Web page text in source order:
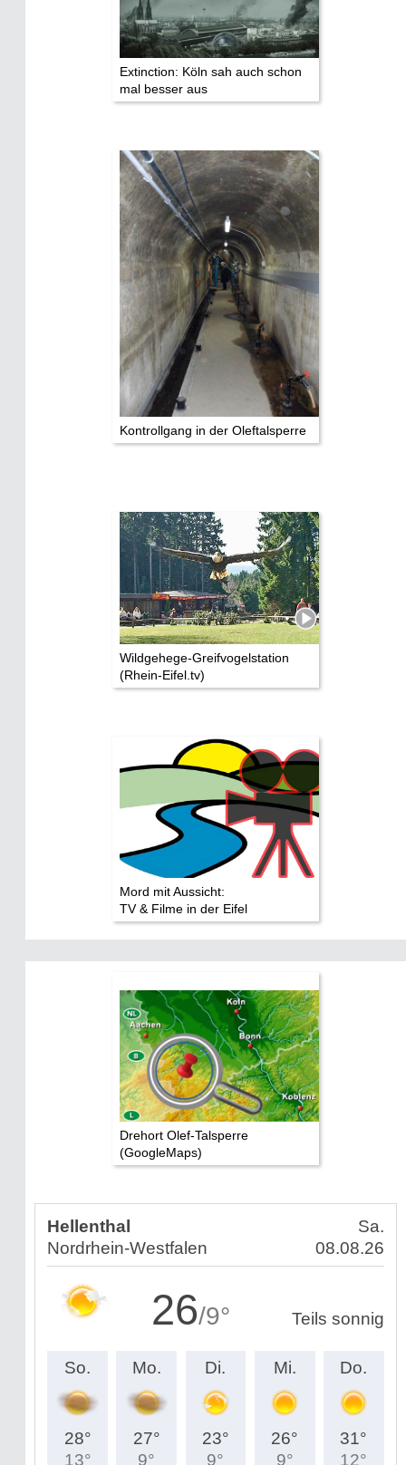
Extinction: Köln sah auch schon
mal besser aus
Kontrollgang in der Oleftalsperre
Wildgehege-Greifvogelstation
(Rhein-Eifel.tv)
Mord mit Aussicht:
TV & Filme in der Eifel
Drehort Olef-Talsperre
(GoogleMaps)